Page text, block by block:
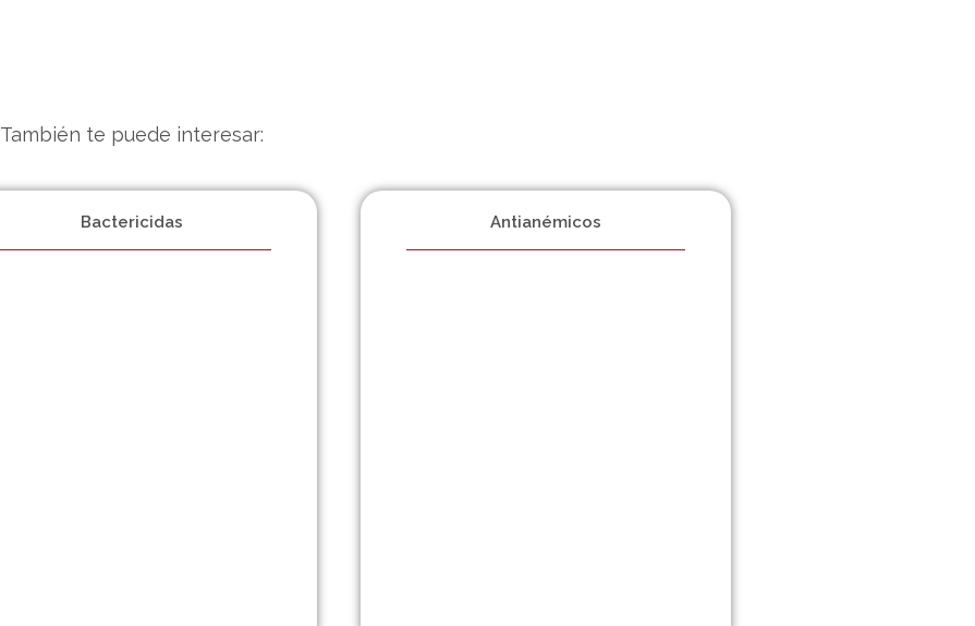
También te puede interesar:
Bactericidas Antianémicos